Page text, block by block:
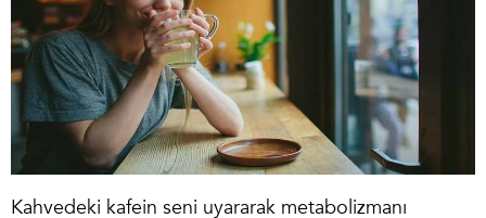
Kahvedeki kafein seni uyararak metabolizmanı